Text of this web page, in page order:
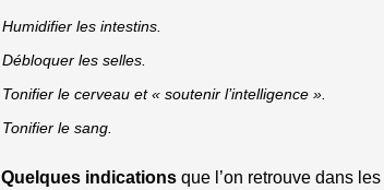
Humidifier les intestins.
Débloquer les selles.
Tonifier le cerveau et « soutenir l’intelligence ».
Tonifier le sang.
Quelques indications que l’on retrouve dans